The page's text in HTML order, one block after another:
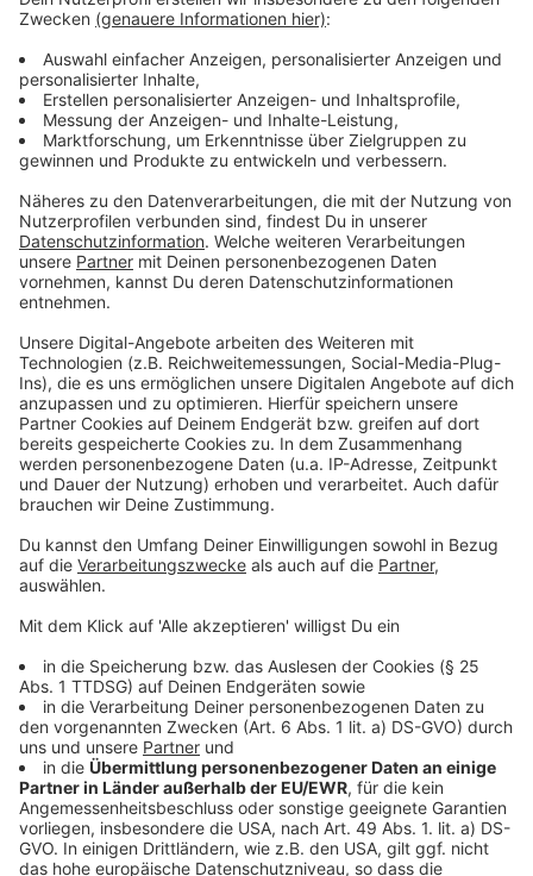
Auch Pflegeheime und Wupsi betroffen
Anzeige
Nicht nur die Stadtverwaltung war von der Hitze
gefordert. Auch in den Pflegeeinrichtungen wurden
besondere Vorkehrungen getroffen. Die
Pflegeresidenz berichtet, dass die Bewohner die
heißen Tage insgesamt gut überstanden haben.
Aktuell sieht die Einrichtung deshalb keinen weiteren
Verbesserungsbedarf. Bei der Wupsi sorgte die Hitze
dagegen für technische Probleme. In einigen Bussen
der neuesten Generation fielen die Klimaanlagen
teilweise aus. Die betroffenen Anlagen werden derzeit
repariert.
Weitere Meldungen aus unserer Stadt
Nach einem Sturz im Bus - Leverkusener stirbt
Leverkusener Rheinbrücke ist Thema im
Untersuchungsausschuss
CSD Leverkusen 2026